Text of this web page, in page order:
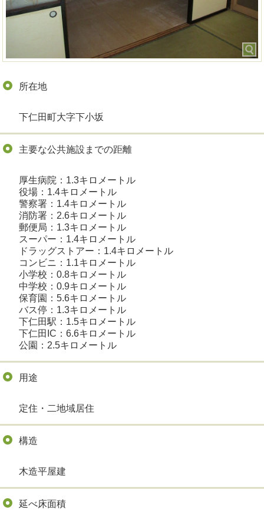
所在地
下仁田町大字下小坂
主要な公共施設までの距離
厚生病院：1.3キロメートル
役場：1.4キロメートル
警察署：1.4キロメートル
消防署：2.6キロメートル
郵便局：1.3キロメートル
スーパー：1.4キロメートル
ドラッグストアー：1.4キロメートル
コンビニ：1.1キロメートル
小学校：0.8キロメートル
中学校：0.9キロメートル
保育園：5.6キロメートル
バス停：1.3キロメートル
下仁田駅：1.5キロメートル
下仁田IC：6.6キロメートル
公園：2.5キロメートル
用途
定住・二地域居住
構造
木造平屋建
延べ床面積